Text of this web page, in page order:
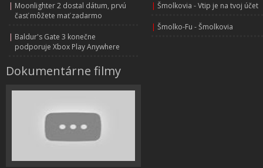
| Moonlighter 2 dostal dátum, prvú
časť môžete mať zadarmo
| Baldur's Gate 3 konečne
podporuje Xbox Play Anywhere
| Šmolkovia - Vtip je na tvoj účet
| Šmolko-Fu - Šmolkovia
Dokumentárne filmy